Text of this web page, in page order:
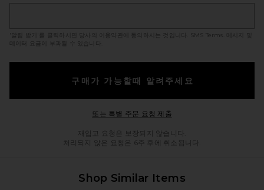
'알림 받기'를 클릭하시면 당사의 이용약관에 동의하시는 것입니다. SMS Terms
. 메시지 및
데이터 요금이 부과될 수 있습니다.
구매가 가능할때 알려주세요
또는 특별 주문 요청 제출Opens in a modal window
재입고 요청은 보장되지 않습니다.
처리되지 않은 요청은 6주 후에 취소됩니다.
Shop Similar Items